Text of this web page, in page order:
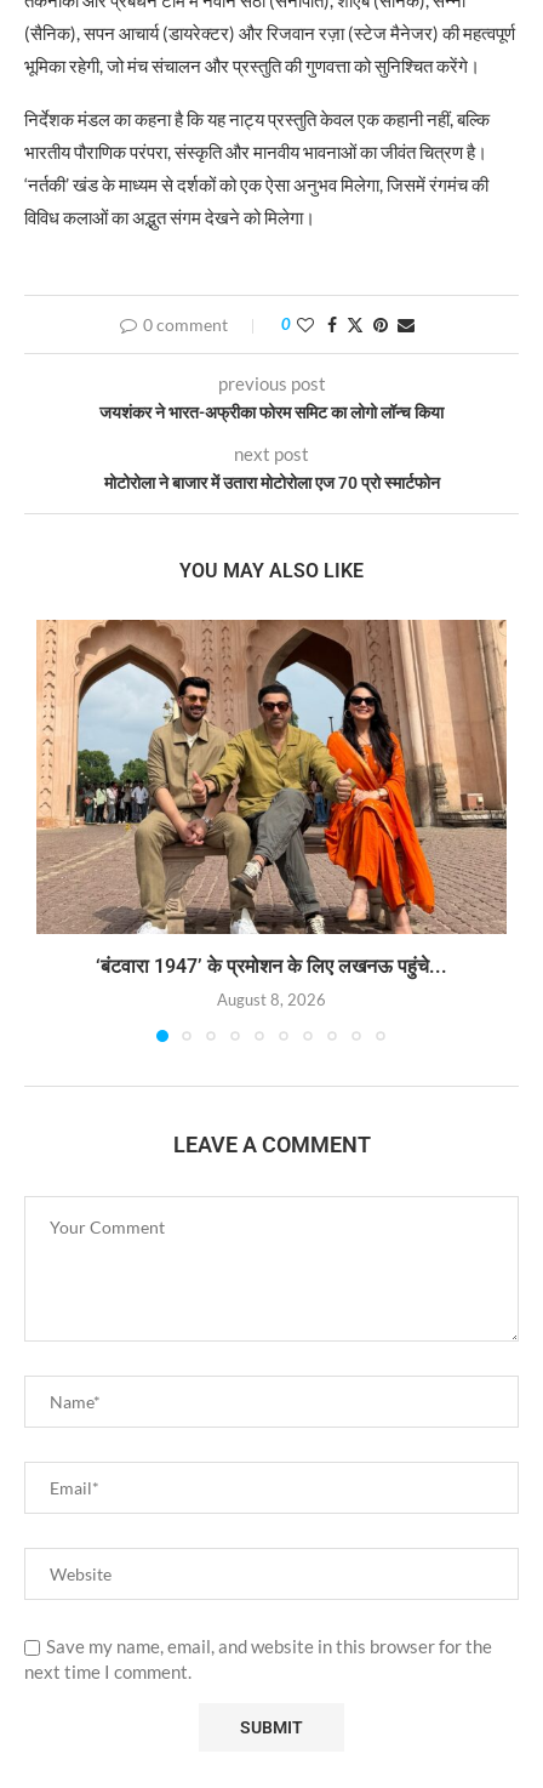
(सैनिक), सपन आचार्य (डायरेक्टर) और रिजवान रज़ा (स्टेज मैनेजर) की महत्वपूर्ण
भूमिका रहेगी, जो मंच संचालन और प्रस्तुति की गुणवत्ता को सुनिश्चित करेंगे।
निर्देशक मंडल का कहना है कि यह नाट्य प्रस्तुति केवल एक कहानी नहीं, बल्कि
भारतीय पौराणिक परंपरा, संस्कृति और मानवीय भावनाओं का जीवंत चित्रण है।
‘नर्तकी’ खंड के माध्यम से दर्शकों को एक ऐसा अनुभव मिलेगा, जिसमें रंगमंच की
विविध कलाओं का अद्भुत संगम देखने को मिलेगा।
0 comment 0
previous post
जयशंकर ने भारत-अफ्रीका फोरम समिट का लोगो लॉन्च किया
next post
मोटोरोला ने बाजार में उतारा मोटोरोला एज 70 प्रो स्मार्टफोन
YOU MAY ALSO LIKE
‘बंटवारा 1947’ के प्रमोशन के लिए लखनऊ पहुंचे...
August 8, 2026
LEAVE A COMMENT
Save my name, email, and website in this browser for the
next time I comment.